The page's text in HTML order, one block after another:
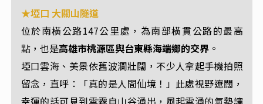
★檜谷
台灣南橫公路上旅遊景點，海拔2487公尺，位於台20
線141公里～145公里之路段。
沿途森林景觀由紅檜、扁柏等檜木林樹種構成，又因
檜谷位處霧林帶的高度，故這裡的 氣候溼潤涼爽，而
★埡口 大關山隧道
位於南橫公路147公里處，為南部橫貫公路的最高
點，也是高雄市桃源區與台東縣海端鄉的交界。
埡口雲海、美景依舊波瀾壯闊，不少人拿起手機拍照
留念，直呼：「真的是人間仙境！」此處視野遼闊，